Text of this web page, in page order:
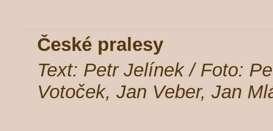
České pralesy
Text: Petr Jelínek / Foto:
Votoček, Jan Veber, Jan